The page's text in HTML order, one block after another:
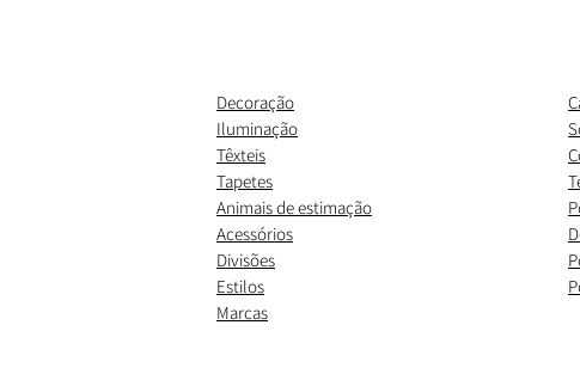
Decoração
Iluminação
Têxteis
Tapetes
Animais de estimação
Acessórios
Divisões
Estilos
Marcas